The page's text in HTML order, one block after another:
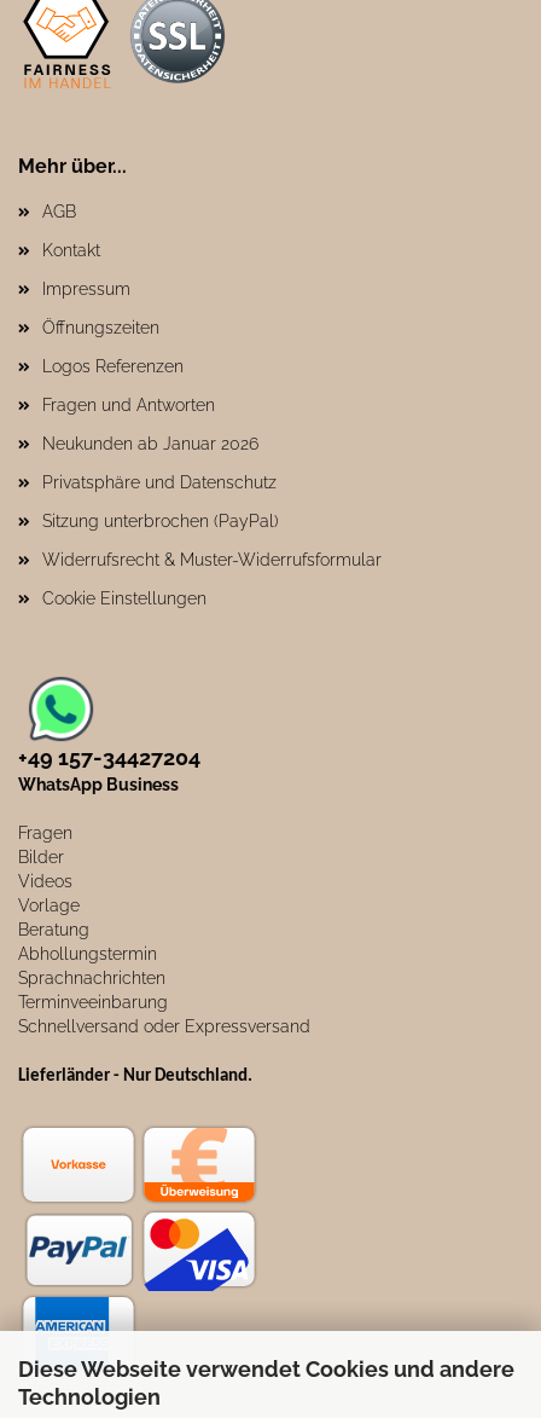
Diese Webseite verwendet Cookies und andere
Technologien
Mehr über...
AGB
Kontakt
Impressum
Öffnungszeiten
Logos Referenzen
Fragen und Antworten
Neukunden ab Januar 2026
Privatsphäre und Datenschutz
Sitzung unterbrochen (PayPal)
Widerrufsrecht & Muster-Widerrufsformular
Cookie Einstellungen
+49 157-34427204​
WhatsApp Business
Fragen
Bilder
Videos
Vorlage
Beratung
Abhollungstermin
Sprachnachrichten
Terminveeinbarung
Schnellversand oder Expressversand
Lieferländer - Nur Deutschland.